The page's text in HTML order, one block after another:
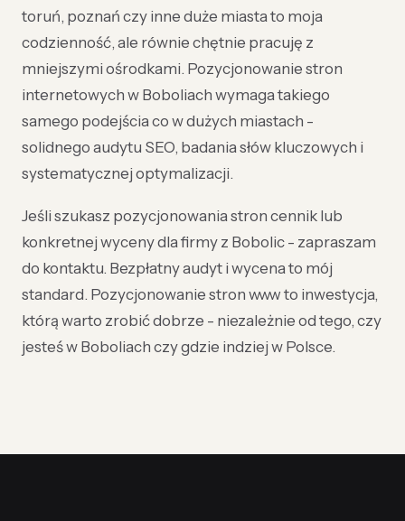
toruń, poznań czy inne duże miasta to moja
codzienność, ale równie chętnie pracuję z
mniejszymi ośrodkami. Pozycjonowanie stron
internetowych w Boboliach wymaga takiego
samego podejścia co w dużych miastach -
solidnego audytu SEO, badania słów kluczowych i
systematycznej optymalizacji.
Jeśli szukasz pozycjonowania stron cennik lub
konkretnej wyceny dla firmy z Bobolic - zapraszam
do kontaktu. Bezpłatny audyt i wycena to mój
standard. Pozycjonowanie stron www to inwestycja,
którą warto zrobić dobrze - niezależnie od tego, czy
jesteś w Boboliach czy gdzie indziej w Polsce.